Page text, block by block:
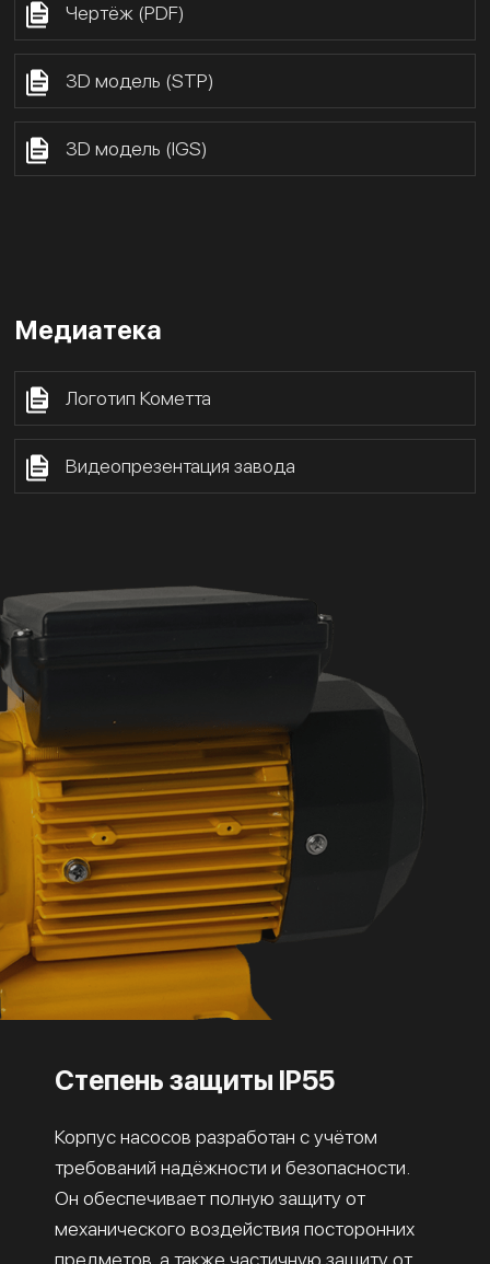
Чертёж (PDF)
3D модель (STP)
3D модель (IGS)
Медиатека
Логотип Кометта
Видеопрезентация завода
Степень защиты IP55
Корпус насосов разработан с учётом
требований надёжности и безопасности.
Он обеспечивает полную защиту от
механического воздействия посторонних